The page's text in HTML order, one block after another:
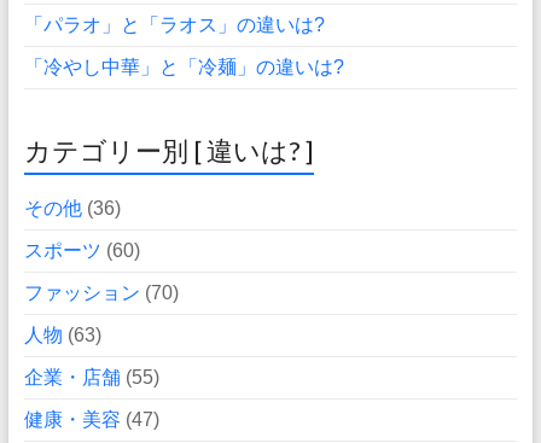
「パラオ」と「ラオス」の違いは?
「冷やし中華」と「冷麺」の違いは?
カテゴリー別 [ 違いは? ]
その他(36)
スポーツ (60)
ファッション (70)
人物 (63)
企業・店舗(55)
健康・美容 (47)